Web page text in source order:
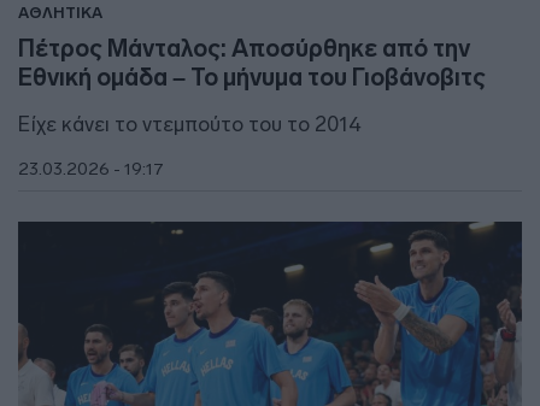
ΑΘΛΗΤΙΚΑ
Πέτρος Μάνταλος: Αποσύρθηκε από την
Εθνική ομάδα – Το μήνυμα του Γιοβάνοβιτς
Είχε κάνει το ντεμπούτο του το 2014
23.03.2026 - 19:17